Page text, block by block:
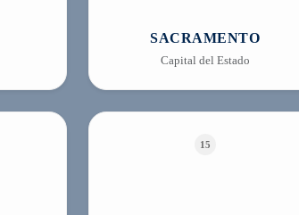
SACRAMENTO
Capital del Estado
15